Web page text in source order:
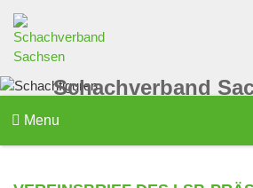
Schachverband
Menu